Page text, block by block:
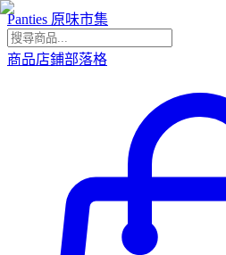
Panties 原味市集
商品店鋪部落格